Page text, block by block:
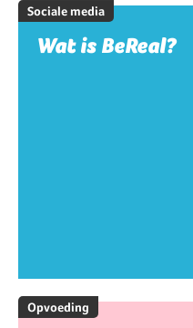
Sociale media
Wat is BeReal?
Opvoeding